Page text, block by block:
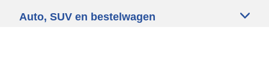
Auto, SUV en bestelwagen